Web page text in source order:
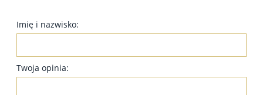
Imię i nazwisko:
Twoja opinia: